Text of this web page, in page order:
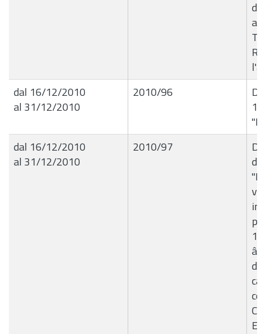
al
dal 16/12/2010
al 31/12/2010
2010/96
dal 16/12/2010
al 31/12/2010
2010/97
1
di